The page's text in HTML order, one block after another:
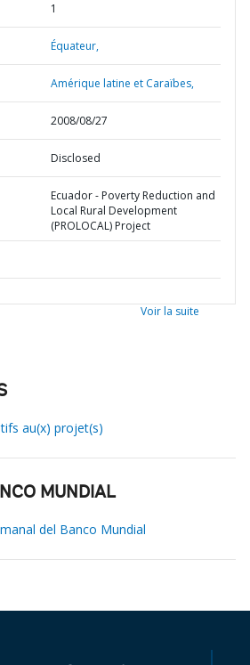
1
Équateur,
Amérique latine et Caraïbes,
2008/08/27
Disclosed
Ecuador - Poverty Reduction and
Local Rural Development
(PROLOCAL) Project
Voir la suite
au(x) projet(s)
MUNDIAL
del Banco Mundial